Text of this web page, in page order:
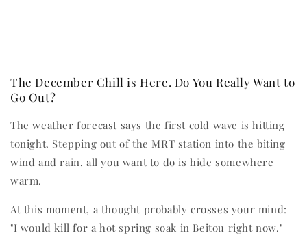
The December Chill is Here. Do You Really Want to
Go Out?
The weather forecast says the first cold wave is hitting
tonight. Stepping out of the MRT station into the biting
wind and rain, all you want to do is hide somewhere
warm.
At this moment, a thought probably crosses your mind:
"I would kill for a hot spring soak in Beitou right now."